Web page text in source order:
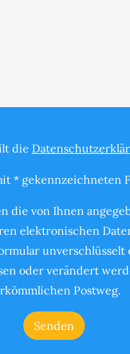
die
* gekennzeichneten
von Ihnen
elektronischen
oder verändert
Postweg.